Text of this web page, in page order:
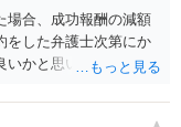
場合、成功報酬の減額
をした弁護士次第にか
いかと思います。ご参